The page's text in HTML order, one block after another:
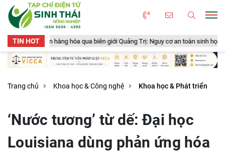
TIN HOT
hóa qua biên giới Quảng Trị: Nguy cơ an toàn sinh học, an toàn thực phẩm
Trang chủ Khoa học & Công nghệ Khoa học & Phát triển
‘Nước tương’ từ dế: Đại học
Louisiana dùng phản ứng hóa